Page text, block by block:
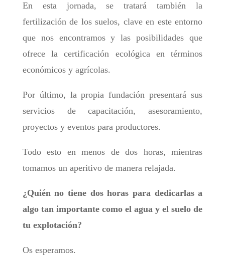
En esta jornada, se tratará también la
fertilización de los suelos, clave en este entorno
que nos encontramos y las posibilidades que
ofrece la certificación ecológica en términos
económicos y agrícolas.
Por último, la propia fundación presentará sus
servicios de capacitación, asesoramiento,
proyectos y eventos para productores.
Todo esto en menos de dos horas, mientras
tomamos un aperitivo de manera relajada.
¿Quién no tiene dos horas para dedicarlas a
algo tan importante como el agua y el suelo de
tu explotación?
Os esperamos.